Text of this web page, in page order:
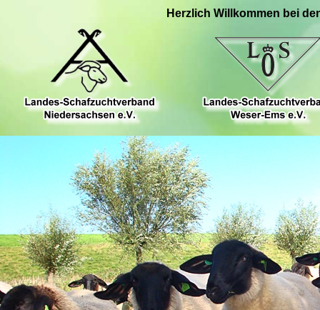
Herzlich Willkommen bei